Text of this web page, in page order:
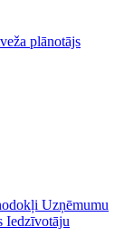
plānotājs
Uzņēmumu
Iedzīvotāju